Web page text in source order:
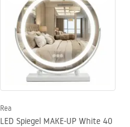
Rea
LED Spiegel MAKE-UP White 40